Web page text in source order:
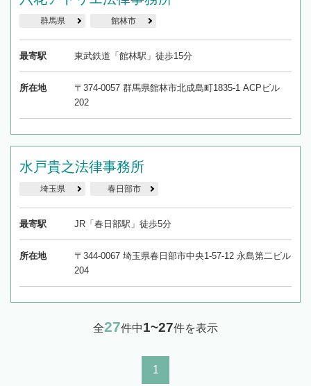
群馬県 館林市
最寄駅 東武鉄道「館林駅」徒歩15分
所在地
〒374-0057 群馬県館林市北成島町1835-1 ACPビル
202
水戸貴之法律事務所
埼玉県 春日部市
最寄駅 JR「春日部駅」徒歩5分
所在地
〒344-0067 埼玉県春日部市中央1-57-12 永島第二ビル
204
全27件中1~27件を表示
1